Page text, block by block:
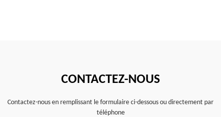
CONTACTEZ-NOUS
Contactez-nous en remplissant le formulaire ci-dessous ou directement par
téléphone